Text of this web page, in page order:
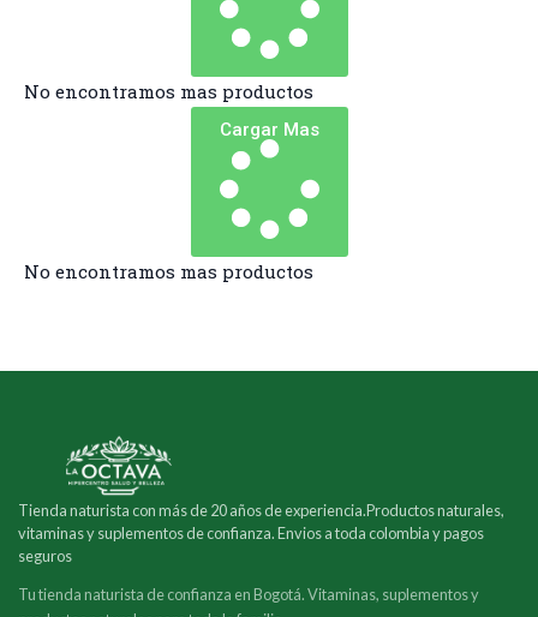
No encontramos mas productos
Cargar Mas
No encontramos mas productos
Tienda naturista con más de 20 años de experiencia.Productos naturales,
vitaminas y suplementos de confianza. Envios a toda colombia y pagos
seguros
Tu tienda naturista de confianza en Bogotá. Vitaminas, suplementos y